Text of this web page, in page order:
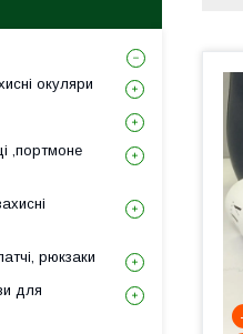
окуляри
,портмоне
рюкзаки
для